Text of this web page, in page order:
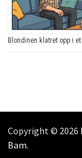
Blondinen klatret opp i
Copyright © 2026
Bam.